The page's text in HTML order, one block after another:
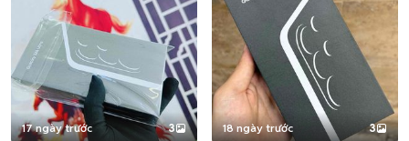
17 ngày trước 3 18 ngày trước 3